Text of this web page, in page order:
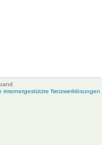
internetgestützte Netzwerklösungen